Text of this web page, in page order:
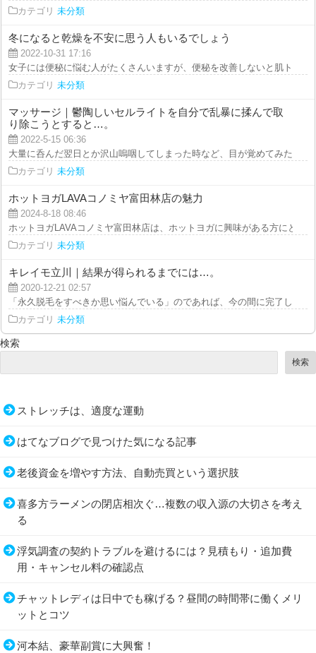
カテゴリ 未分類
冬になると乾燥を不安に思う人もいるでしょう
2022-10-31 17:16
女子には便秘に悩む人がたくさんいますが、便秘を改善しないと肌トラブ
カテゴリ 未分類
マッサージ｜鬱陶しいセルライトを自分で乱暴に揉んで取
り除こうとすると…。
2022-5-15 06:36
大量に呑んだ翌日とか沢山嗚咽してしまった時など、目が覚めてみたら顔
カテゴリ 未分類
ホットヨガLAVAコノミヤ富田林店の魅力
2024-8-18 08:46
ホットヨガLAVAコノミヤ富田林店は、ホットヨガに興味がある方にとっ
カテゴリ 未分類
キレイモ立川｜結果が得られるまでには…。
2020-12-21 02:57
「永久脱毛をすべきか思い悩んでいる」のであれば、今の間に完了してお
カテゴリ 未分類
検索
検索
ストレッチは、適度な運動
はてなブログで見つけた気になる記事
老後資金を増やす方法、自動売買という選択肢
喜多方ラーメンの閉店相次ぐ…複数の収入源の大切さを考え
る
浮気調査の契約トラブルを避けるには？見積もり・追加費
用・キャンセル料の確認点
チャットレディは日中でも稼げる？昼間の時間帯に働くメリ
ットとコツ
河本結、豪華副賞に大興奮！